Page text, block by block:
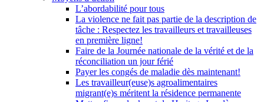
L’abordabilité pour tous
La violence ne fait pas partie de la description de
tâche : Respectez les travailleurs et travailleuses
en première ligne!
Faire de la Journée nationale de la vérité et de la
réconciliation un jour férié
Payer les congés de maladie dès maintenant!
Les travailleur(euse)s agroalimentaires
migrant(e)s méritent la résidence permanente